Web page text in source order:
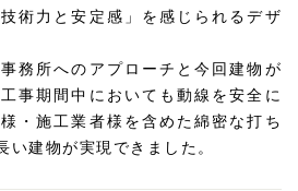
術力と安定感」を感じられるデザ
務所へのアプローチと今回建物が
事期間中においても動線を安全に
・施工業者様を含めた綿密な打ち
い建物が実現できました。